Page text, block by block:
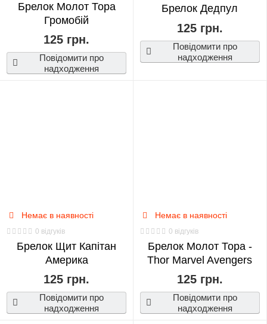
Брелок Молот Тора
Громобій
125 грн.
Повідомити про
надходження
Брелок Дедпул
125 грн.
Повідомити про
надходження
Немає в наявності
0 відгуків
Брелок Щит Капітан
Америка
125 грн.
Повідомити про
надходження
Немає в наявності
0 відгуків
Брелок Молот Тора -
Thor Marvel Avengers
125 грн.
Повідомити про
надходження